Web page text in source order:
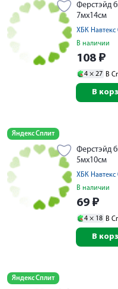
Ферстэйд
7мх14см
ХБК
В наличии
108 ₽
4 × 27 В
В
Яндекс Сплит
Ферстэйд
5мх10см
ХБК
В наличии
69 ₽
4 × 18 В
В
Яндекс Сплит